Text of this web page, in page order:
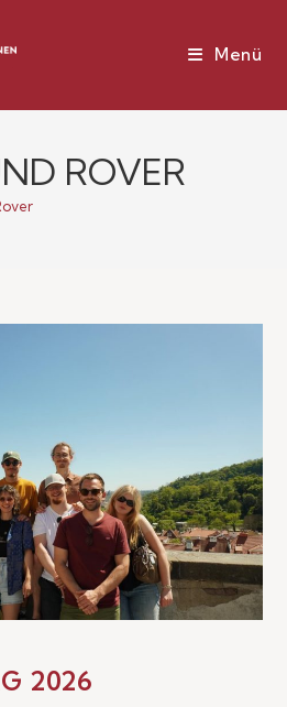
Menü
ROVER
2026